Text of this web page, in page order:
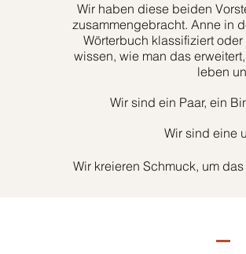
Wir haben diese beiden
zusammengebracht. Anne in
Wörterbuch klassifiziert
wissen, wie man das
leben
Wir sind ein Paar, ein
Wir sind eine
Wir kreieren Schmuck, um